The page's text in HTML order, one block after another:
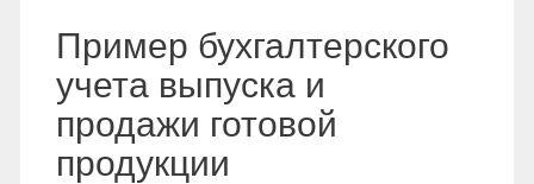
Пример бухгалтерского
учета выпуска и
продажи готовой
продукции